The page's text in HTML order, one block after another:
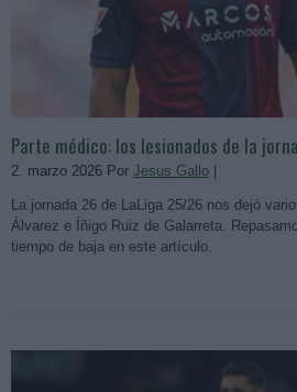
Parte médico: los lesionados de la
2. marzo 2026 Por Jesus Gallo |
La jornada 26 de LaLiga 25/26 nos dejó
Álvarez e Íñigo Ruiz de Galarreta.
tiempo de baja en este artículo.